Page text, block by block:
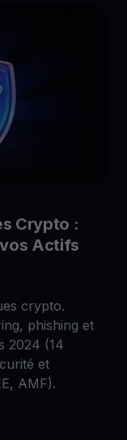
Crypto :
Actifs
crypto.
phishing et
2024 (14
et
AMF).